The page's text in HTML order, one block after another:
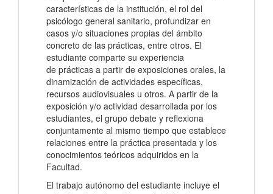
características de la institución, el rol del
psicólogo general sanitario, profundizar en
casos y/o situaciones propias del ámbito
concreto de las prácticas, entre otros. El
estudiante comparte su experiencia
de prácticas a partir de exposiciones orales, la
dinamización de actividades específicas,
recursos audiovisuales u otros. A partir de la
exposición y/o actividad desarrollada por los
estudiantes, el grupo debate y reflexiona
conjuntamente al mismo tiempo que establece
relaciones entre la práctica presentada y los
conocimientos teóricos adquiridos en la
Facultad.
El trabajo autónomo del estudiante incluye el